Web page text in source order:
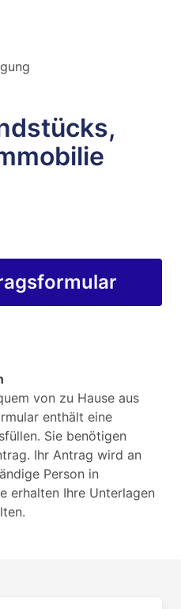
von zu Hause aus
enthält eine
Sie benötigen
Ihr Antrag wird an
Person in
erhalten Ihre Unterlagen